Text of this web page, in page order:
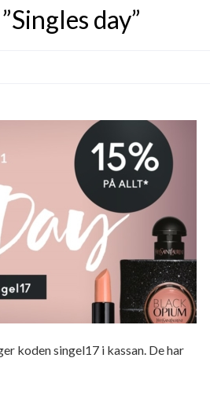
day”
koden singel17 i kassan. De har